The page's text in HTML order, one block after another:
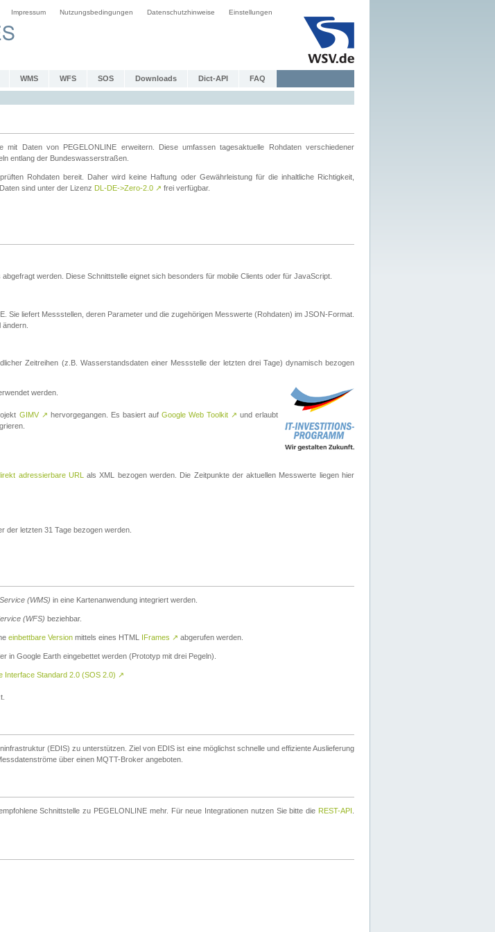
Impressum Nutzungsbedingungen Datenschutzhinweise Einstellungen
WMS WFS SOS Downloads Dict-API FAQ
Daten von PEGELONLINE erweitern. Diese umfassen tagesaktuelle Rohdaten verschiedener
entlang der Bundeswasserstraßen.
Rohdaten bereit. Daher wird keine Haftung oder Gewährleistung für die inhaltliche Richtigkeit,
sind unter der Lizenz DL-DE->Zero-2.0 ↗ frei verfügbar.
werden. Diese Schnittstelle eignet sich besonders für mobile Clients oder für JavaScript.
Sie liefert Messstellen, deren Parameter und die zugehörigen Messwerte (Rohdaten) im JSON-Format.
Zeitreihen (z.B. Wasserstandsdaten einer Messstelle der letzten drei Tage) dynamisch bezogen
werden.
GIMV ↗ hervorgegangen. Es basiert auf Google Web Toolkit ↗ und erlaubt
adressierbare URL
als XML bezogen werden. Die Zeitpunkte der aktuellen Messwerte liegen hier
der letzten 31 Tage bezogen werden.
(WMS) in eine Kartenanwendung integriert werden.
(WFS) beziehbar.
einbettbare Version mittels eines HTML IFrames ↗ abgerufen werden.
in Google Earth eingebettet werden (Prototyp mit drei Pegeln).
Standard 2.0 (SOS 2.0) ↗
(EDIS) zu unterstützen. Ziel von EDIS ist eine möglichst schnelle und effiziente Auslieferung
über einen MQTT-Broker angeboten.
Schnittstelle zu PEGELONLINE mehr. Für neue Integrationen nutzen Sie bitte die REST-API